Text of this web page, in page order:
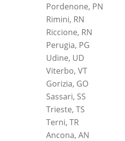
Pordenone, PN
Rimini, RN
Riccione, RN
Perugia, PG
Udine, UD
Viterbo, VT
Gorizia, GO
Sassari, SS
Trieste, TS
Terni, TR
Ancona, AN